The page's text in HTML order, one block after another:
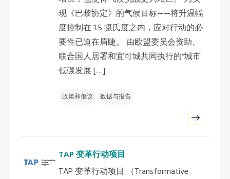
现《巴黎协定》的气候目标——将升温幅
度控制在 1.5 摄氏度之内，应对行动的必
要性已迫在眉睫。 由欧盟委员会资助、
联合国人居署和宜可城共同执行的“城市
低碳发展 […]
政策和倡议 数据与报告
TAP 变革行动项目
TAP 变革行动项目 （Transformative